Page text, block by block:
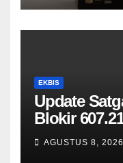
EKBIS
Update
Blokir
Penipuan
Korban
AGUSTUS 8, 2026